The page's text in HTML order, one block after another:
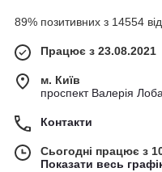
89% позитивних з 14554
Працює з 23.08.2021
м. Київ
проспект Валерія
Контакти
Сьогодні працює з
Показати весь